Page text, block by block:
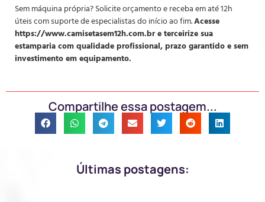
Sem máquina própria? Solicite orçamento e receba em até 12h
úteis com suporte de especialistas do início ao fim.Acesse
https://www.camisetasem12h.com.br e terceirize sua
estamparia com qualidade profissional, prazo garantido e sem
investimento em equipamento.
Compartilhe essa postagem...
Últimas postagens: